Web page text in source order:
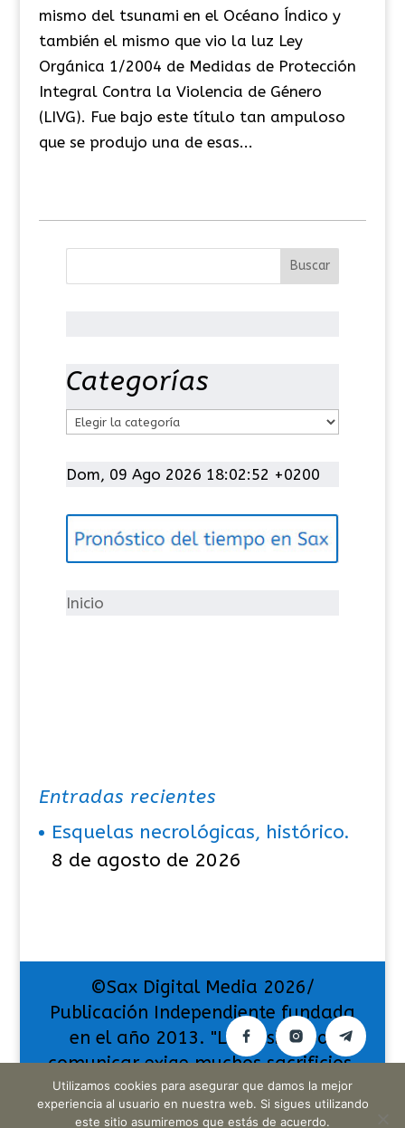
mismo del tsunami en el Océano Índico y
también el mismo que vio la luz Ley
Orgánica 1/2004 de Medidas de Protección
Integral Contra la Violencia de Género
(LIVG). Fue bajo este título tan ampuloso
que se produjo una de esas...
Categorías
t
g
í
Dom, 09 Ago 2026 18:02:53 +0200
Inicio
Entradas recientes
Esquelas necrológicas, histórico.
8 de agosto de 2026
©Sax Digital Media 2026/
Publicación Independiente fundada
en el año 2013. "La pasión por
comunicar exige muchos sacrificios,
pero también da muchas
satisfacciones".
Utilizamos cookies para asegurar que damos la mejor
experiencia al usuario en nuestra web. Si sigues utilizando
este sitio asumiremos que estás de acuerdo.